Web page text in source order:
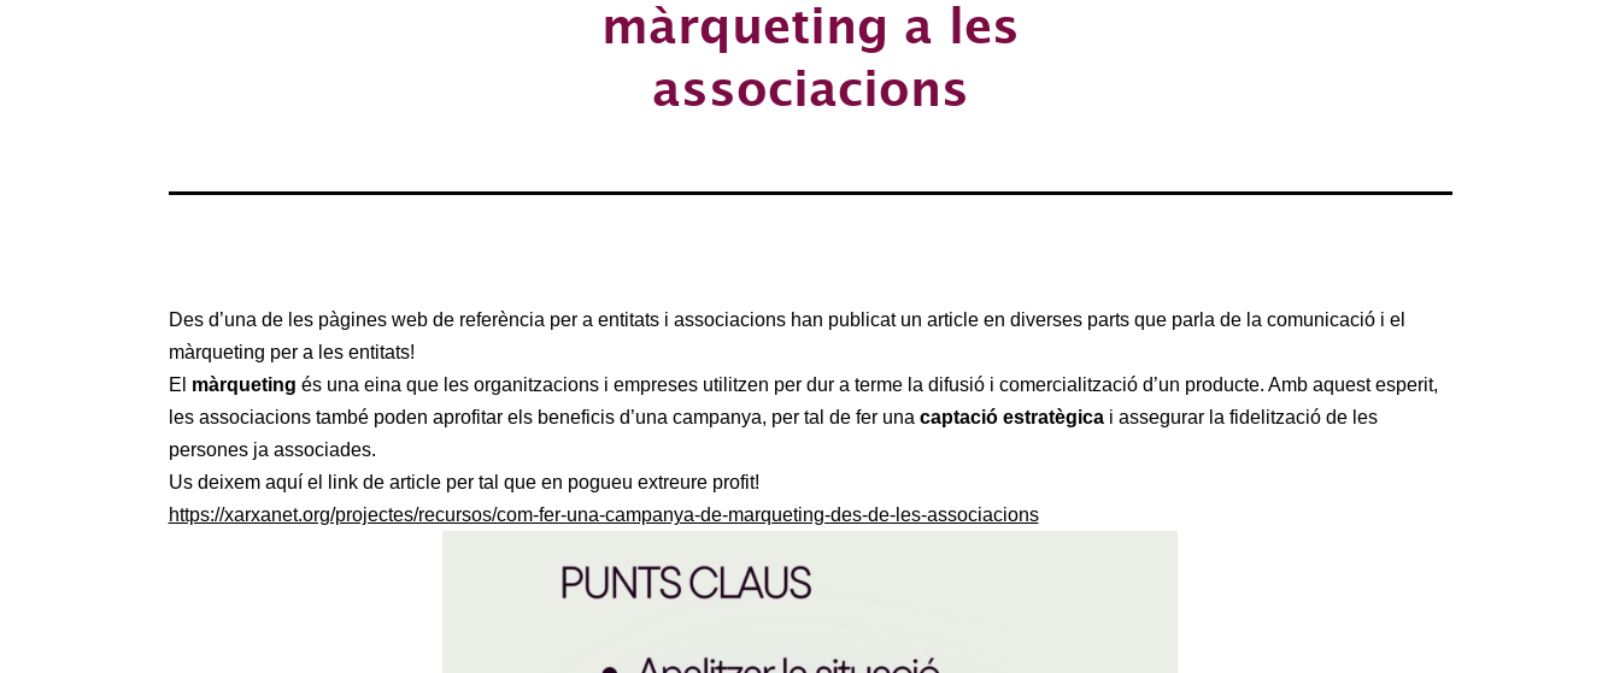
màrqueting a les
associacions
Des d’una de les pàgines web de referència per a entitats i associacions han publicat un article en diverses parts que parla de la comunicació i el
màrqueting per a les entitats!
El màrqueting és una eina que les organitzacions i empreses utilitzen per dur a terme la difusió i comercialització d’un producte. Amb aquest esperit,
les associacions també poden aprofitar els beneficis d’una campanya, per tal de fer una captació estratègicai assegurar la fidelització de les
persones ja associades.
Us deixem aquí el link de article per tal que en pogueu extreure profit!
https://xarxanet.org/projectes/recursos/com-fer-una-campanya-de-marqueting-des-de-les-associacions